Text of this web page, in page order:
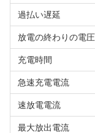
過払い遅延
放電の終わりの電圧
充電時間
急速充電電流
速放電電流
最大放出電流